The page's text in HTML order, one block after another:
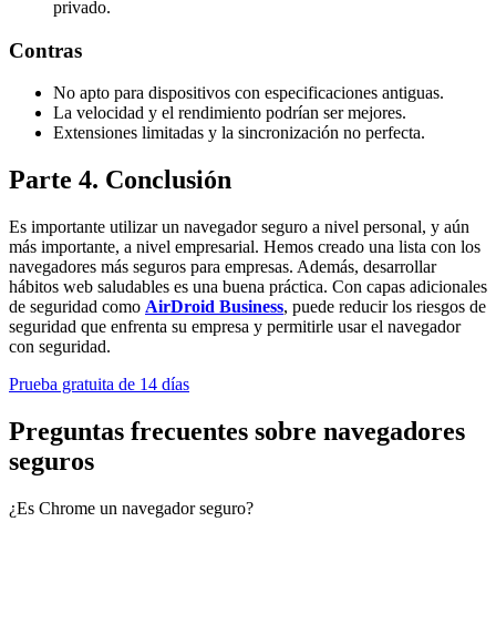
privado.
Contras
No apto para dispositivos con especificaciones antiguas.
La velocidad y el rendimiento podrían ser mejores.
Extensiones limitadas y la sincronización no perfecta.
Parte 4. Conclusión
Es importante utilizar un navegador seguro a nivel personal, y aún
más importante, a nivel empresarial. Hemos creado una lista con los
navegadores más seguros para empresas. Además, desarrollar
hábitos web saludables es una buena práctica. Con capas adicionales
de seguridad como AirDroid Business, puede reducir los riesgos de
seguridad que enfrenta su empresa y permitirle usar el navegador
con seguridad.
Prueba gratuita de 14 días
Preguntas frecuentes sobre navegadores
seguros
¿Es Chrome un navegador seguro?